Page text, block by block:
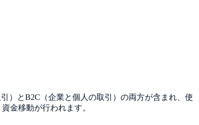
）とB2C（企業と個人の取引）の両方が含まれ、使
金移動が行われます。